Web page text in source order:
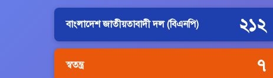
বাংলাদেশ জাতীয়তাবাদী দল (বিএনপি) ২১২
স্বতন্ত্র ৭